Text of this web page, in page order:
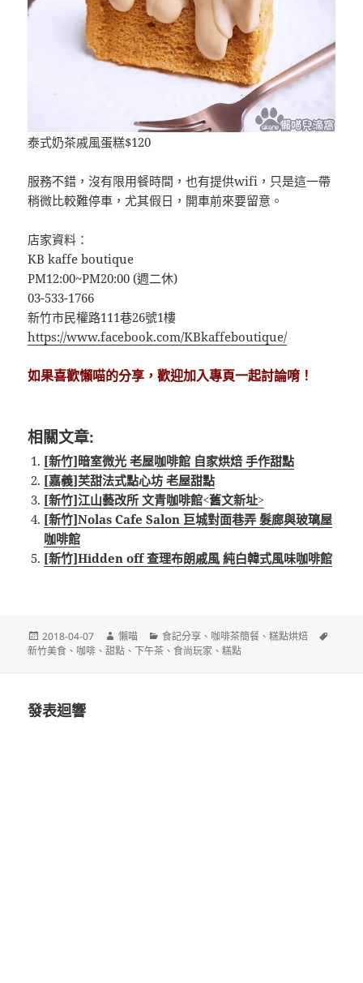
泰式奶茶戚風蛋糕$120
服務不錯，沒有限用餐時間，也有提供wifi，只是這一帶
稍微比較難停車，尤其假日，開車前來要留意。
店家資料：
KB kaffe boutique
PM12:00~PM20:00 (週二休)
03-533-1766
新竹市民權路111巷26號1樓
https://www.facebook.com/KBkaffeboutique/
如果喜歡懶喵的分享，歡迎加入專頁一起討論唷！
相關文章:
[新竹]暗室微光 老屋咖啡館 自家烘焙 手作甜點
[嘉義]芙甜法式點心坊 老屋甜點
[新竹]江山藝改所 文青咖啡館<舊文新址>
[新竹]Nolas Cafe Salon 巨城對面巷弄 髮廊與玻璃屋
咖啡館
[新竹]Hidden off 查理布朗戚風 純白韓式風味咖啡館
發
佈
2018-04-07
作
者
懶喵
分
類
食記分享 、 咖啡茶簡餐 、糕點烘焙
新竹美食 、 咖啡 、甜點 、下午茶 、食尚玩家 、糕點
發表迴響